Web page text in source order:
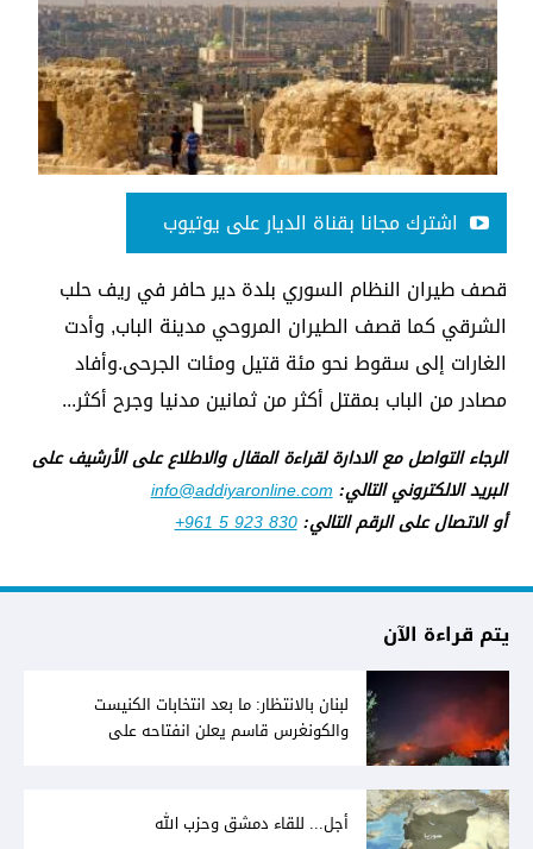
اشترك مجانا بقناة الديار على يوتيوب
قصف طيران النظام السوري بلدة دير حافر في ريف حلب
الشرقي كما قصف الطيران المروحي مدينة الباب, وأدت
الغارات إلى سقوط نحو مئة قتيل ومئات الجرحى.وأفاد
مصادر من الباب بمقتل أكثر من ثمانين مدنيا وجرح أكثر...
الرجاء التواصل مع الادارة لقراءة المقال والاطلاع على الأرشيف على
البريد الالكتروني التالي:info@addiyaronline.com
أو الاتصال على الرقم التالي:+961 5 923 830
يتم قراءة الآن
لبنان بالانتظار: ما بعد انتخابات الكنيست
والكونغرس قاسم يعلن انفتاحه على
أجل... للقاء دمشق وحزب الله